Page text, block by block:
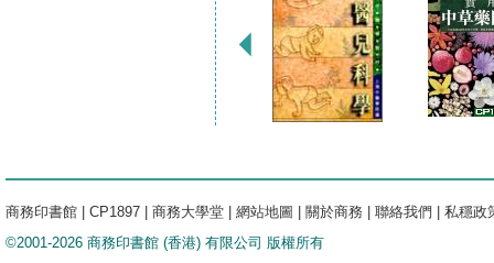
商務印書館 CP1897 商務大學堂 網站地圖 關於商務 聯絡我們
私穩政
©2001-2026 商務印書館 (香港) 有限公司 版權所有